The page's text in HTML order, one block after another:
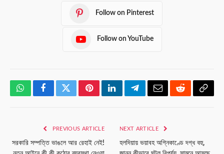
Follow on Pinterest
Follow on YouTube
WhatsAppFacebookTwitterPinterestLinkedInTelegramEmailRedditCopy
PREVIOUS ARTICLE
সরকারি সম্পত্তি ভাঙলে আর রেহাই নেই!
NEXT ARTICLE
হলদিয়ায় ভয়াবহ অগ্নিকাণ্ডে দগ্ধ বহু,